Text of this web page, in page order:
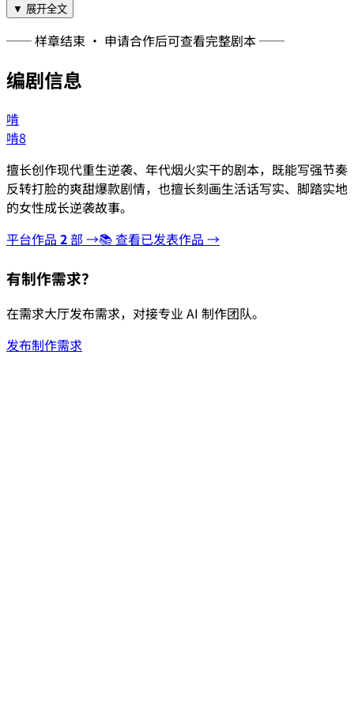
▼ 展开全文
── 样章结束 · 申请合作后可查看完整剧本 ──
编剧信息
啃
啃8
擅长创作现代重生逆袭、年代烟火实干的剧本，既能写强节奏
反转打脸的爽甜爆款剧情，也擅长刻画生活话写实、脚踏实地
的女性成长逆袭故事。
平台作品 2部 →📚 查看已发表作品 →
有制作需求？
在需求大厅发布需求，对接专业 AI 制作团队。
发布制作需求